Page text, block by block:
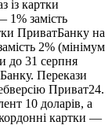
із картки
1% замість
ПриватБанку на
2% (мінімум
до 31 серпня
Перекази
Приват24.
10 доларів, а
картки —